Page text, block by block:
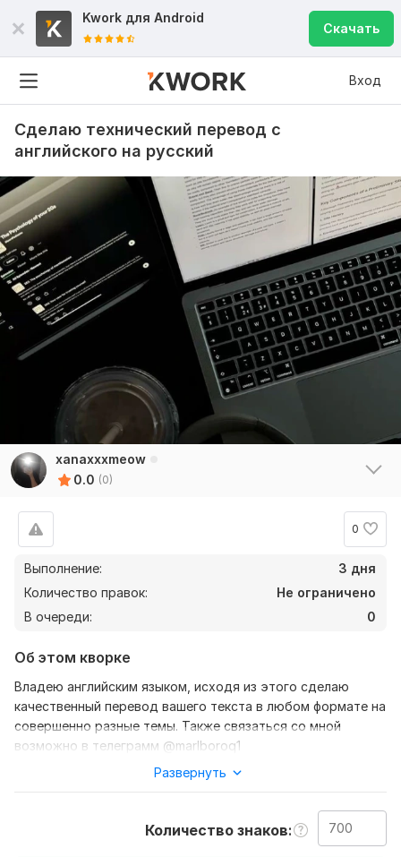
Kwork для Android
Скачать
Вход
Сделаю технический перевод с
английского на русский
xanaxxxmeow
0.0 (0)
0
Выполнение:
3 дня
Количество правок:
Не ограничено
В очереди:
0
Об этом кворке
Владею английским языком, исходя из этого сделаю
качественный перевод вашего текста в любом формате на
совершенно разные темы. Также связаться со мной
возможно в телеграмм @marlboroq1
также уточнение моей работы-перевод с английского на
русский , либо же с русского на английский
Развернуть
Количество знаков